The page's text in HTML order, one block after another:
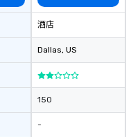
酒店
Dallas, US
150
-